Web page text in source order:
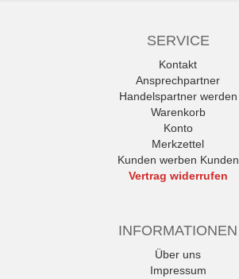
SERVICE
Kontakt
Ansprechpartner
Handelspartner werden
Warenkorb
Konto
Merkzettel
Kunden werben Kunden
Vertrag widerrufen
INFORMATIONEN
Über uns
Impressum